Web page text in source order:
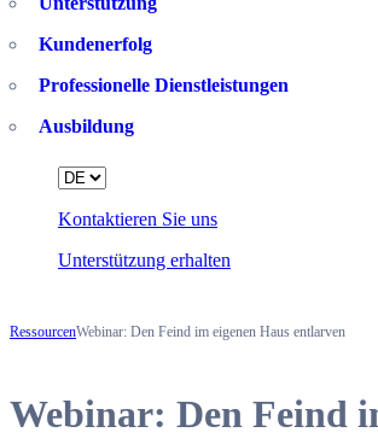
Kundenerfolg
Professionelle Dienstleistungen
Ausbildung
Kontaktieren Sie uns
Unterstützung erhalten
Language
RessourcenWebinar: Den Feind im eigenen Haus entlarven
Webinar: Den Feind